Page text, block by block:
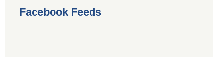
Facebook Feeds